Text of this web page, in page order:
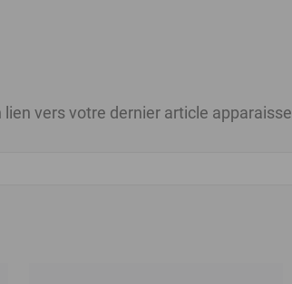
lien vers votre dernier article apparaisse